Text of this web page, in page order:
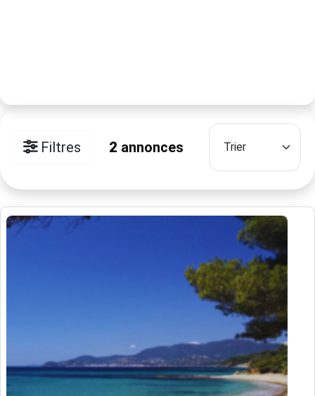
Filtres 2 annonces